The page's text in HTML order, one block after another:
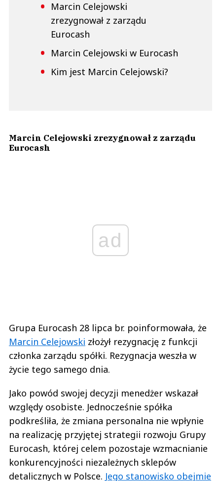
Marcin Celejowski
zrezygnował z zarządu
Eurocash
Marcin Celejowski w Eurocash
Kim jest Marcin Celejowski?
Marcin Celejowski zrezygnował z zarządu
Eurocash
ad
Grupa Eurocash 28 lipca br. poinformowała, że
Marcin Celejowski złożył rezygnację z funkcji
członka zarządu spółki. Rezygnacja weszła w
życie tego samego dnia.
Jako powód swojej decyzji menedżer wskazał
względy osobiste. Jednocześnie spółka
podkreśliła, że zmiana personalna nie wpłynie
na realizację przyjętej strategii rozwoju Grupy
Eurocash, której celem pozostaje wzmacnianie
konkurencyjności niezależnych sklepów
detalicznych w Polsce. Jego stanowisko obejmie